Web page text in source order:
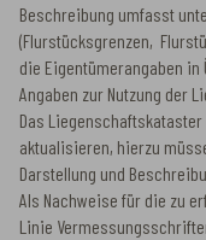
Beschreibung umfasst
(Flurstücksgrenzen,
die Eigentümerangaben
Angaben zur Nutzung der
Das
aktualisieren, hierzu
Darstellung und
Als Nachweise für die zu
Linie